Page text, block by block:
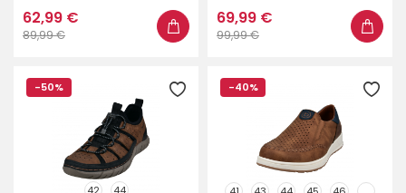
62,99 €
89,99 €
69,99 €
99,99 €
-50%
42 44
-40%